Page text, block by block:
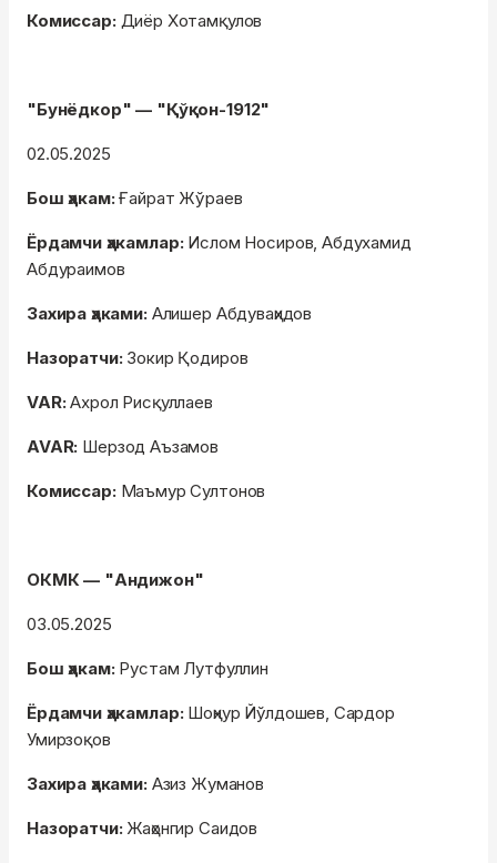
Комиссар: Диёр Хотамқулов
"Бунёдкор" — "Қўқон-1912"
02.05.2025
Бош ҳакам:Ғайрат Жўраев
Ёрдамчи ҳакамлар:Ислом Носиров, Абдухамид
Абдураимов
Захира ҳаками:Алишер Абдуваҳидов
Назоратчи: Зокир Қодиров
VAR:Ахрол Рисқуллаев
AVAR: Шерзод Аъзамов
Комиссар:Маъмур Султонов
ОКМК — "Андижон"
03.05.2025
Бош ҳакам: Рустам Лутфуллин
Ёрдамчи ҳакамлар: Шоҳнур Йўлдошев, Сардор
Умирзоқов
Захира ҳаками: Азиз Жуманов
Назоратчи: Жаҳонгир Саидов